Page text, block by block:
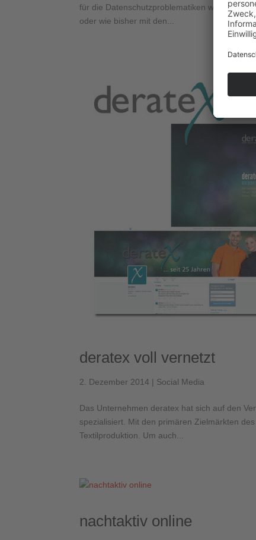
für die Datenschutzproblematiken wegen
oder wie bisher mit den...
deratex voll vernetzt
2. Dezember 2014 | Social Media
Das Unternehmen deratex hat sich auf den
spezialisiert. Mit den primären Zielmärkten
Textilproduktion. Um auch...
nachtaktiv online